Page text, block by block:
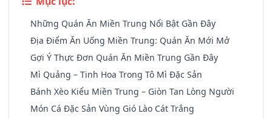
Những Quán Ăn Miền Trung Nổi Bật Gần Đây
Địa Điểm Ăn Uống Miền Trung: Quán Ăn Mới Mở
Gợi Ý Thực Đơn Quán Ăn Miền Trung Gần Đây
Mì Quảng – Tinh Hoa Trong Tô Mì Đặc Sản
Bánh Xèo Kiểu Miền Trung – Giòn Tan Lòng Người
Món Cá Đặc Sản Vùng Gió Lào Cát Trắng